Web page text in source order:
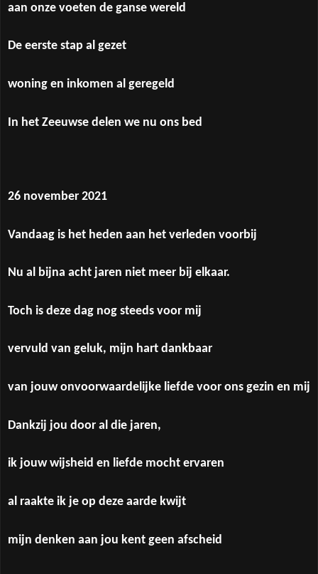
aan onze voeten de ganse wereld
De eerste stap al gezet
woning en inkomen al geregeld
In het Zeeuwse delen we nu ons bed
26 november 2021
Vandaag is het heden aan het verleden voorbij
Nu al bijna acht jaren niet meer bij elkaar.
Toch is deze dag nog steeds voor mij
vervuld van geluk, mijn hart dankbaar
van jouw onvoorwaardelijke liefde voor ons gezin en mij
Dankzij jou door al die jaren,
ik jouw wijsheid en liefde mocht ervaren
al raakte ik je op deze aarde kwijt
mijn denken aan jou kent geen afscheid